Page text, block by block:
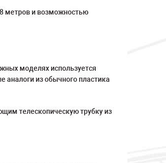
метров и возможностью
моделях используется
из обычного пластика
телескопическую трубку из